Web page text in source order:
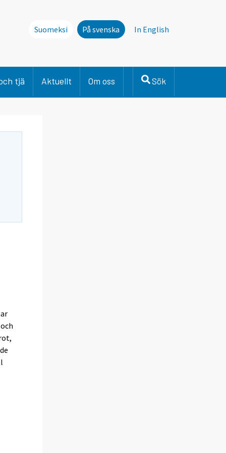
Suomeksi På svenska In English
tjä Aktuellt Om oss Sök